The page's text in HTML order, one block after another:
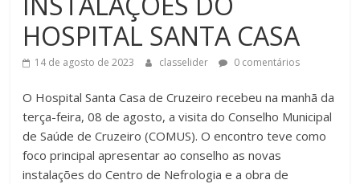
HOSPITAL SANTA CASA
14 de agosto de 2023 classelider 0 comentários
O Hospital Santa Casa de Cruzeiro recebeu na manhã da
terça-feira, 08 de agosto, a visita do Conselho Municipal
de Saúde de Cruzeiro (COMUS). O encontro teve como
foco principal apresentar ao conselho as novas
instalações do Centro de Nefrologia e a obra de